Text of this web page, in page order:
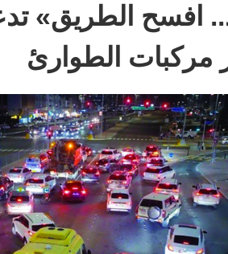
افسح الطريق»
مركبات الطوارئ